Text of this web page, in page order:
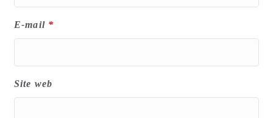
E-mail *
Site web